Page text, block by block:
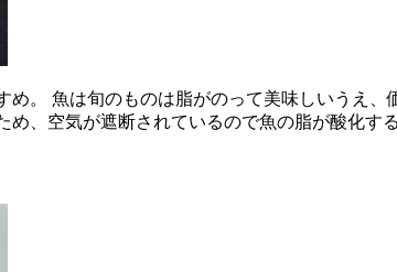
め。 魚は旬のものは脂がのって美味しいうえ
、空気が遮断されているので魚の脂が酸化す